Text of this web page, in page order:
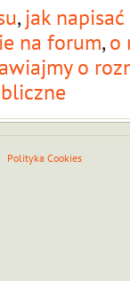
,jak
na forum,o
o
Polityka Cookies